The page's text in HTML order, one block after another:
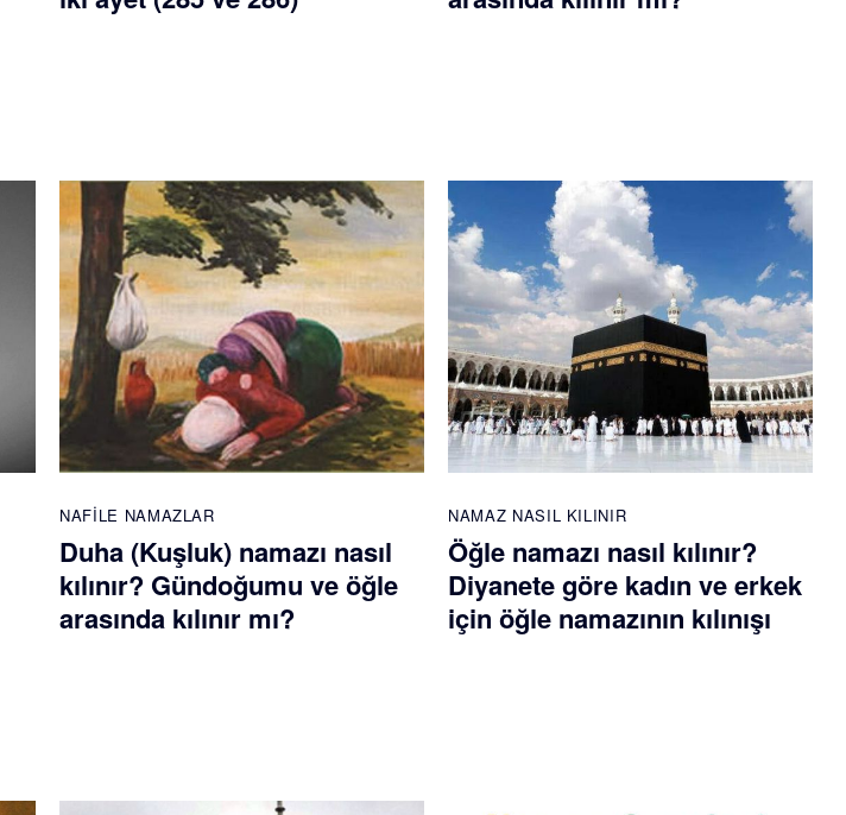
NAFILE NAMAZLAR
Duha (Kuşluk) namazı nasıl
kılınır? Gündoğumu ve öğle
arasında kılınır mı?
NAMAZ NASIL KILINIR
Öğle namazı nasıl kılınır?
Diyanete göre kadın ve erkek
için öğle namazının kılınışı